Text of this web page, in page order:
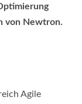
von Newtron.
Agile